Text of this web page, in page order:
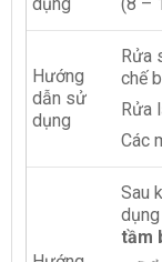
Hướng
dẫn sử
dụng
Rửa
chế
Rửa
Các
Sau
tầm